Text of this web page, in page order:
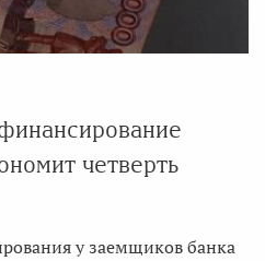
четверть
у заемщиков банка